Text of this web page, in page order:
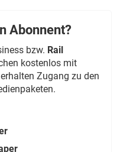
Abonnent?
bzw. Rail
kostenlos mit
Zugang zu den